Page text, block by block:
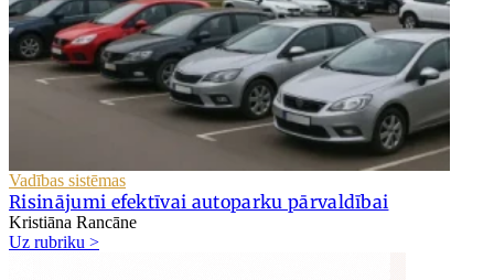
Vadības sistēmas
Risinājumi efektīvai autoparku pārvaldībai
Kristiāna Rancāne
Uz rubriku >